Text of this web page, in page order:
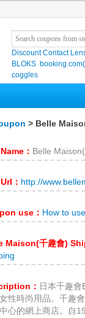
Discount Contact
BLOKS
coggles
> Belle
： Belle
： http://
use： How to
Maison(千趣會)
： 日本千趣
性時尚用品。千趣
心的網上商店。自